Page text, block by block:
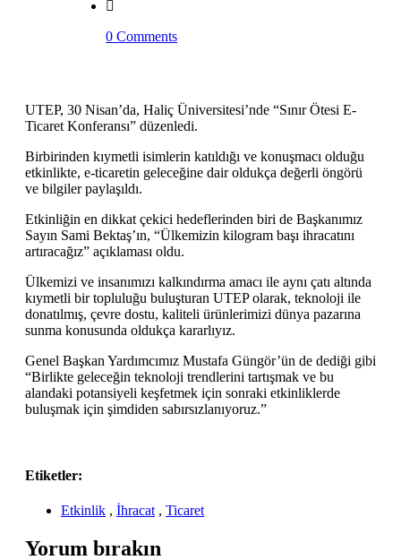
0 Comments
UTEP, 30 Nisan’da, Haliç Üniversitesi’nde “Sınır Ötesi E-
Ticaret Konferansı” düzenledi.
Birbirinden kıymetli isimlerin katıldığı ve konuşmacı olduğu
etkinlikte, e-ticaretin geleceğine dair oldukça değerli öngörü
ve bilgiler paylaşıldı.
Etkinliğin en dikkat çekici hedeflerinden biri de Başkanımız
Sayın Sami Bektaş’ın, “Ülkemizin kilogram başı ihracatını
artıracağız” açıklaması oldu.
Ülkemizi ve insanımızı kalkındırma amacı ile aynı çatı altında
kıymetli bir topluluğu buluşturan UTEP olarak, teknoloji ile
donatılmış, çevre dostu, kaliteli ürünlerimizi dünya pazarına
sunma konusunda oldukça kararlıyız.
Genel Başkan Yardımcımız Mustafa Güngör’ün de dediği gibi
“Birlikte geleceğin teknoloji trendlerini tartışmak ve bu
alandaki potansiyeli keşfetmek için sonraki etkinliklerde
buluşmak için şimdiden sabırsızlanıyoruz.”
Etiketler:
Etkinlik , İhracat , Ticaret
Yorum bırakın